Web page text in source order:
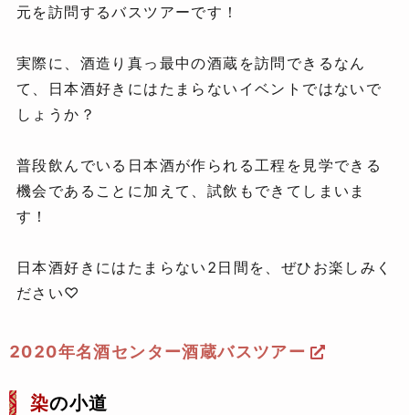
元を訪問するバスツアーです！
実際に、酒造り真っ最中の酒蔵を訪問できるなん
て、日本酒好きにはたまらないイベントではないで
しょうか？
普段飲んでいる日本酒が作られる工程を見学できる
機会であることに加えて、試飲もできてしまいま
す！
日本酒好きにはたまらない2日間を、ぜひお楽しみく
ださい♡
2020年名酒センター酒蔵バスツアー
染の小道